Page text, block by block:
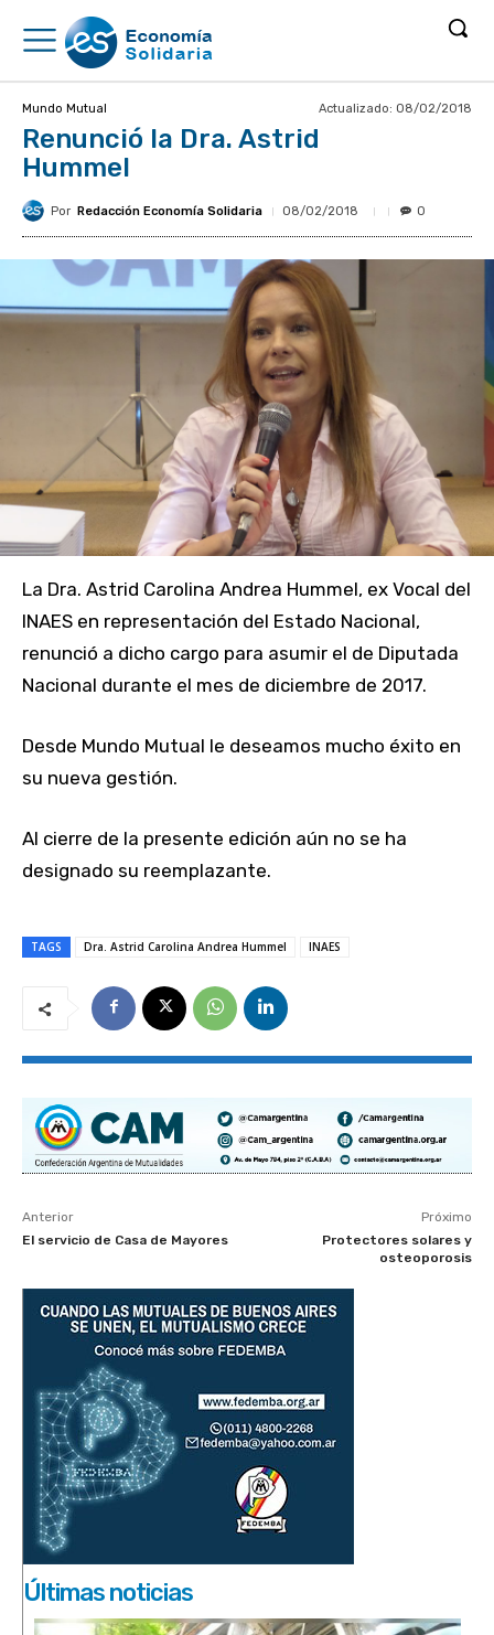
Mundo Mutual Actualizado: 08/02/2018
Renunció la Dra. Astrid
Hummel
Por Redacción Economía Solidaria 08/02/2018 0
La Dra. Astrid Carolina Andrea Hummel, ex Vocal del
INAES en representación del Estado Nacional,
renunció a dicho cargo para asumir el de Diputada
Nacional durante el mes de diciembre de 2017.
Desde Mundo Mutual le deseamos mucho éxito en
su nueva gestión.
Al cierre de la presente edición aún no se ha
designado su reemplazante.
TAGS Dra. Astrid Carolina Andrea Hummel INAES
Anterior
El servicio de Casa de Mayores
Próximo
Protectores solares y
osteoporosis
Últimas noticias